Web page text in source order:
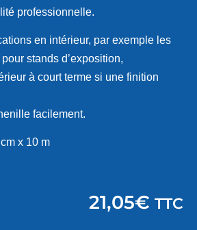
professionnelle.
en intérieur, par exemple les
stands d’exposition,
à court terme si une finition
facilement.
x 10 m
21,05€ TTC